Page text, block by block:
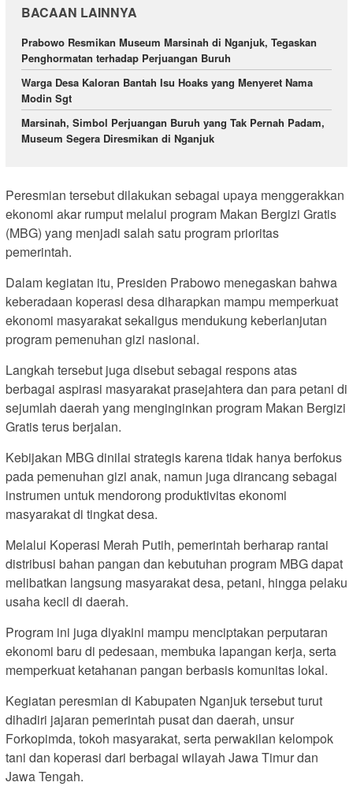
BACAAN LAINNYA
Prabowo Resmikan Museum Marsinah di Nganjuk, Tegaskan
Penghormatan terhadap Perjuangan Buruh
Warga Desa Kaloran Bantah Isu Hoaks yang Menyeret Nama
Modin Sgt
Marsinah, Simbol Perjuangan Buruh yang Tak Pernah Padam,
Museum Segera Diresmikan di Nganjuk
Peresmian tersebut dilakukan sebagai upaya menggerakkan
ekonomi akar rumput melalui program Makan Bergizi Gratis
(MBG) yang menjadi salah satu program prioritas
pemerintah.
Dalam kegiatan itu, Presiden Prabowo menegaskan bahwa
keberadaan koperasi desa diharapkan mampu memperkuat
ekonomi masyarakat sekaligus mendukung keberlanjutan
program pemenuhan gizi nasional.
Langkah tersebut juga disebut sebagai respons atas
berbagai aspirasi masyarakat prasejahtera dan para petani di
sejumlah daerah yang menginginkan program Makan Bergizi
Gratis terus berjalan.
Kebijakan MBG dinilai strategis karena tidak hanya berfokus
pada pemenuhan gizi anak, namun juga dirancang sebagai
instrumen untuk mendorong produktivitas ekonomi
masyarakat di tingkat desa.
Melalui Koperasi Merah Putih, pemerintah berharap rantai
distribusi bahan pangan dan kebutuhan program MBG dapat
melibatkan langsung masyarakat desa, petani, hingga pelaku
usaha kecil di daerah.
Program ini juga diyakini mampu menciptakan perputaran
ekonomi baru di pedesaan, membuka lapangan kerja, serta
memperkuat ketahanan pangan berbasis komunitas lokal.
Kegiatan peresmian di Kabupaten Nganjuk tersebut turut
dihadiri jajaran pemerintah pusat dan daerah, unsur
Forkopimda, tokoh masyarakat, serta perwakilan kelompok
tani dan koperasi dari berbagai wilayah Jawa Timur dan
Jawa Tengah.